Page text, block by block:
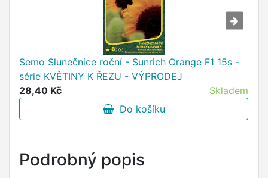
Semo Slunečnice roční - Sunrich Orange F1 15s -
série KVĚTINY K ŘEZU - VÝPRODEJ
28,40 Kč
Skladem
Do košíku
Podrobný popis